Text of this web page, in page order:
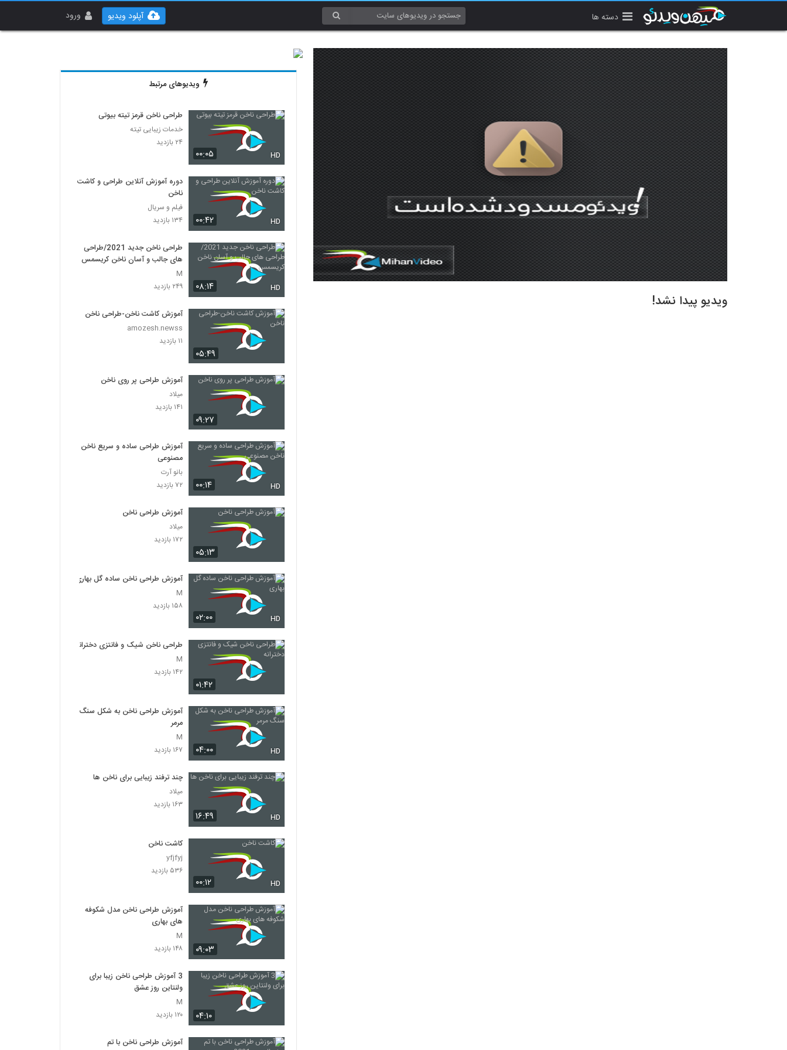
دسته ها ورود آپلود ویدیو
ویدیو پیدا نشد!
ویدیوهای مرتبط
۰۰:۰۵ HD
طراحی ناخن قرمز تیته بیوتی
خدمات زیبایی تیته
۲۴ بازدید
۰۰:۴۲ HD
دوره آموزش آنلاین طراحی و کاشت
ناخن
فیلم و سریال
۱۳۴ بازدید
۰۸:۱۴ HD
طراحی ناخن جدید 2021/طراحی
های جالب و آسان ناخن کریسمس
M
۲۴۹ بازدید
۰۵:۴۹
آموزش کاشت ناخن-طراحی ناخن
amozesh.newss
۱۱ بازدید
۰۹:۲۷
آموزش طراحی پر روی ناخن
میلاد
۱۴۱ بازدید
۰۰:۱۴ HD
آموزش طراحی ساده و سریع ناخن
مصنوعی
بانو آرت
۷۲ بازدید
۰۵:۱۳
آموزش طراحی ناخن
میلاد
۱۷۲ بازدید
۰۲:۰۰ HD
آموزش طراحی ناخن ساده گل بهاری
M
۱۵۸ بازدید
۰۱:۴۲
طراحی ناخن شیک و فانتزی دخترانه
M
۱۴۲ بازدید
۰۴:۰۰ HD
آموزش طراحی ناخن به شکل سنگ
مرمر
M
۱۶۷ بازدید
۱۶:۴۹ HD
چند ترفند زیبایی برای ناخن ها
میلاد
۱۶۳ بازدید
۰۰:۱۲ HD
کاشت ناخن
yfjfyj
۵۳۶ بازدید
۰۹:۰۳
آموزش طراحی ناخن مدل شکوفه
های بهاری
M
۱۴۸ بازدید
۰۴:۱۰
3 آموزش طراحی ناخن زیبا برای
ولنتاین روز عشق
M
۱۲۰ بازدید
آموزش طراحی ناخن با تم